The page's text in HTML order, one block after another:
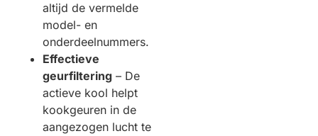
altijd de vermelde
model- en
onderdeelnummers.
Effectieve
geurfiltering – De
actieve kool helpt
kookgeuren in de
aangezogen lucht te